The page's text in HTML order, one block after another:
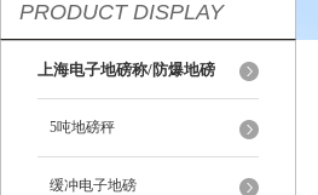
PRODUCT DISPLAY
上海电子地磅称/防爆地磅
5吨地磅秤
缓冲电子地磅